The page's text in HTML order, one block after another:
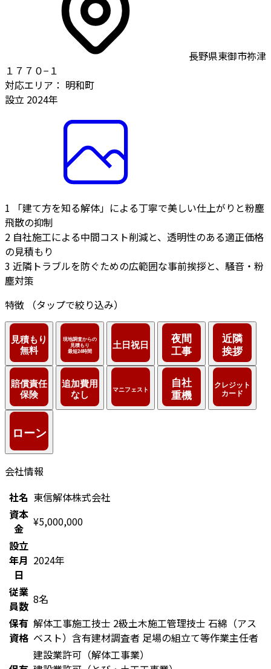
長野県東御市祢津
１７７０−１
対応エリア： 明和町
設立 2024年
1
「建て方を知る解体」による丁寧で美しい仕上がりと粉塵
飛散の抑制
2 自社施工による中間コスト削減と、透明性のある適正価格
の見積もり
3 近隣トラブルを防ぐための広範囲な事前挨拶と、騒音・粉
塵対策
特徴
（タップで絞り込み）
会社情報
社名 東信解体株式会社
資本
金
¥5,000,000
設立
年月
日
2024年
従業
員数 8名
保有
資格
解体工事施工技士 2級土木施工管理技士 石綿（アス
ベスト）含有建材調査者 足場の組立て等作業主任者
建設業許可（解体工事業）